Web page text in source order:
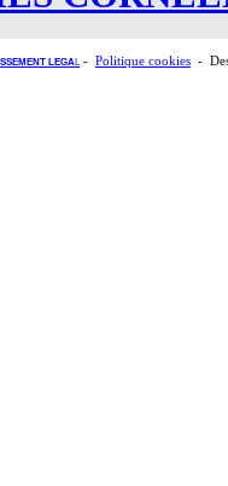
LEGAL - Politique cookies -